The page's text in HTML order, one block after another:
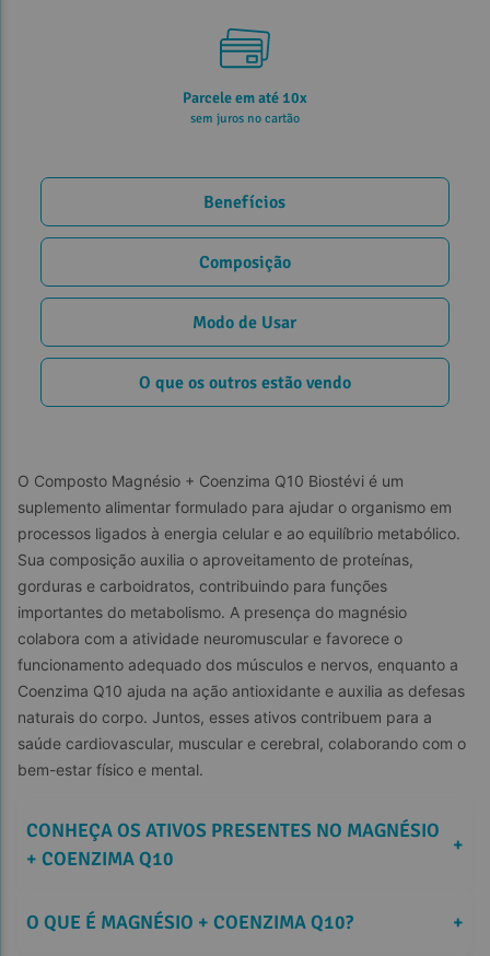
Parcele em até 10x
sem juros no cartão
Benefícios
Composição
Modo de Usar
O que os outros estão vendo
O Composto Magnésio + Coenzima Q10 Biostévi é um
suplemento alimentar formulado para ajudar o organismo em
processos ligados à energia celular e ao equilíbrio metabólico.
Sua composição auxilia o aproveitamento de proteínas,
gorduras e carboidratos, contribuindo para funções
importantes do metabolismo. A presença do magnésio
colabora com a atividade neuromuscular e favorece o
funcionamento adequado dos músculos e nervos, enquanto a
Coenzima Q10 ajuda na ação antioxidante e auxilia as defesas
naturais do corpo. Juntos, esses ativos contribuem para a
saúde cardiovascular, muscular e cerebral, colaborando com o
bem-estar físico e mental.
CONHEÇA OS ATIVOS PRESENTES NO MAGNÉSIO
+ COENZIMA Q10
+
O QUE É MAGNÉSIO + COENZIMA Q10? +